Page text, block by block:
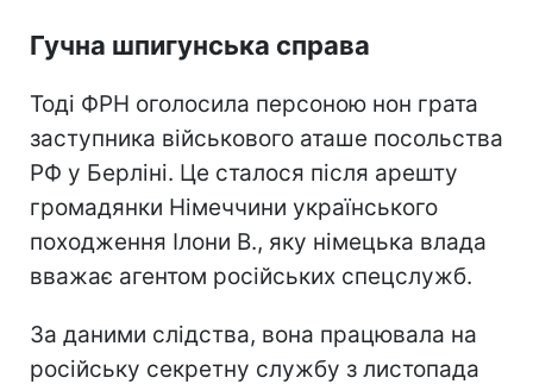
Гучна шпигунська справа
Тоді ФРН оголосила персоною нон грата
заступника військового аташе посольства
РФ у Берліні. Це сталося після арешту
громадянки Німеччини українського
походження Ілони В., яку німецька влада
вважає агентом російських спецслужб.
За даними слідства, вона працювала на
російську секретну службу з листопада